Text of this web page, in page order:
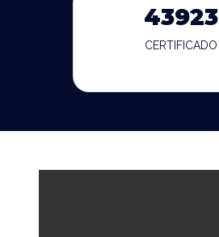
43923
CERTIFICADO